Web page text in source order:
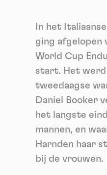
In het
ging afgelopen
World Cup
start. Het werd
tweedaagse
Daniel Booker
het langste
mannen, en
Harnden haar
bij de vrouwen.